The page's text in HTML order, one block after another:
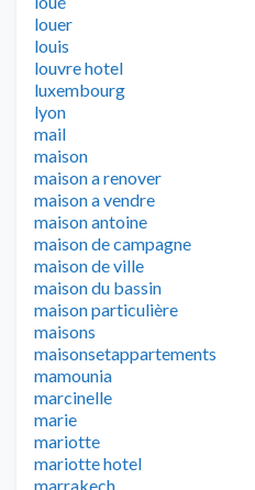
louer
louis
louvre hotel
luxembourg
lyon
mail
maison
maison a renover
maison a vendre
maison antoine
maison de campagne
maison de ville
maison du bassin
maison particulière
maisons
maisonsetappartements
mamounia
marcinelle
marie
mariotte
mariotte hotel
marrakech